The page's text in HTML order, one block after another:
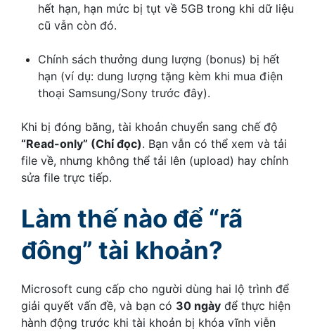
hết hạn, hạn mức bị tụt về 5GB trong khi dữ liệu
cũ vẫn còn đó.
Chính sách thưởng dung lượng (bonus) bị hết
hạn (ví dụ: dung lượng tặng kèm khi mua điện
thoại Samsung/Sony trước đây).
Khi bị đóng băng, tài khoản chuyển sang chế độ
“Read-only” (Chỉ đọc). Bạn vẫn có thể xem và tải
file về, nhưng không thể tải lên (upload) hay chỉnh
sửa file trực tiếp.
Làm thế nào để “rã
đông” tài khoản?
Microsoft cung cấp cho người dùng hai lộ trình để
giải quyết vấn đề, và bạn có 30 ngày để thực hiện
hành động trước khi tài khoản bị khóa vĩnh viễn